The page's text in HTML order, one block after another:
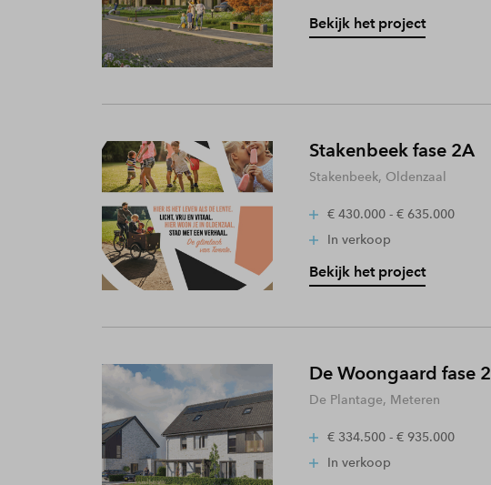
Bekijk het project
Stakenbeek fase 2A
Stakenbeek, Oldenzaal
€ 430.000 - € 635.000
In verkoop
Bekijk het project
De Woongaard fase 2
De Plantage, Meteren
€ 334.500 - € 935.000
In verkoop